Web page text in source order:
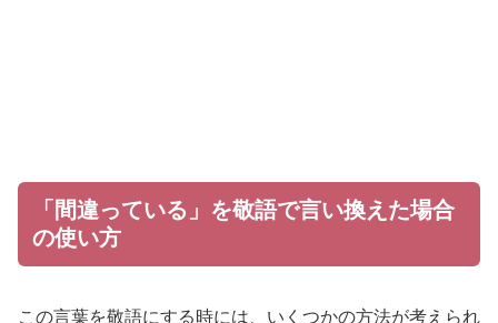
「間違っている」を敬語で言い換えた場合
の使い方
この言葉を敬語にする時には、いくつかの方法が考えられ